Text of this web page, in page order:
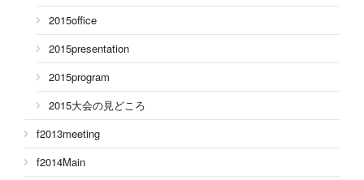
2015office
2015presentation
2015program
2015大会の見どころ
f2013meeting
f2014Main